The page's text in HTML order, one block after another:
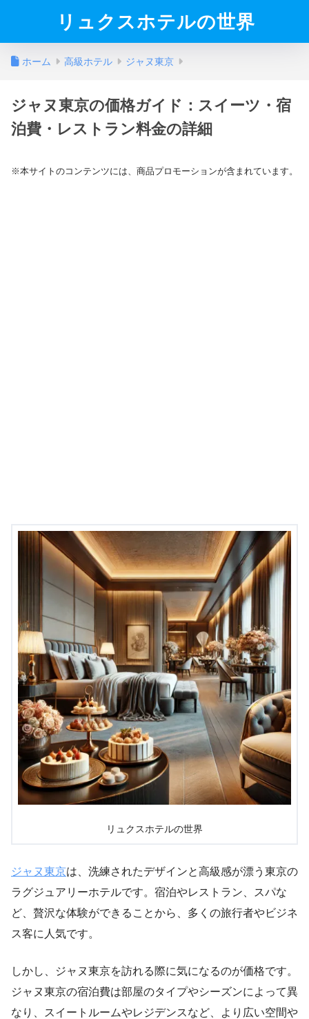
リュクスホテルの世界
ホーム 高級ホテル ジャヌ東京
ジャヌ東京の価格ガイド：スイーツ・宿
泊費・レストラン料金の詳細
※本サイトのコンテンツには、商品プロモーションが含まれています。
リュクスホテルの世界
ジャヌ東京は、洗練されたデザインと高級感が漂う東京の
ラグジュアリーホテルです。宿泊やレストラン、スパな
ど、贅沢な体験ができることから、多くの旅行者やビジネ
ス客に人気です。
しかし、ジャヌ東京を訪れる際に気になるのが価格です。
ジャヌ東京の宿泊費は部屋のタイプやシーズンによって異
なり、スイートルームやレジデンスなど、より広い空間や